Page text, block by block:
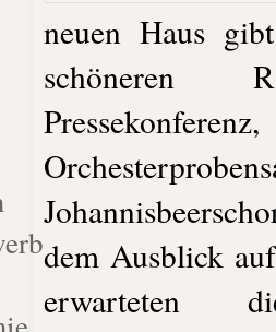
neuen Haus
dem Ausblick
erwarteten